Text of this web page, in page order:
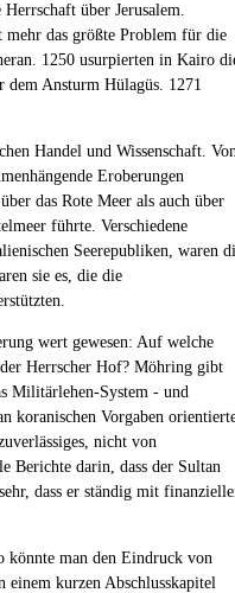
über Jerusalem.
das größte Problem für die
1250 usurpierten in Kairo
dem Ansturm Hülagüs. 1271
Handel und Wissenschaft.
Eroberungen
das Rote Meer als auch über
führte. Verschiedene
Seerepubliken, waren
sie es, die die
wert gewesen: Auf welche
Herrscher Hof? Möhring gibt
Militärlehen-System - und
koranischen Vorgaben
nicht von
Berichte darin, dass der Sultan
dass er ständig mit
könnte man den Eindruck von
einem kurzen Abschlusskapitel